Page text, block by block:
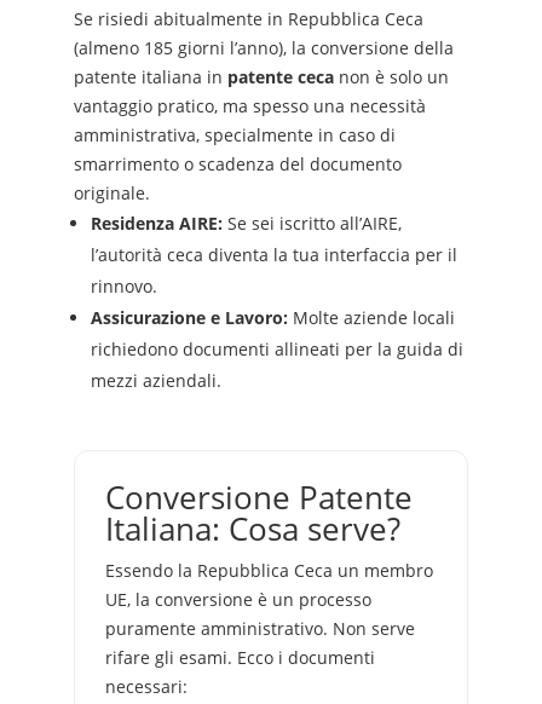
Se risiedi abitualmente in Repubblica Ceca
(almeno 185 giorni l’anno), la conversione della
patente italiana in patente cecanon è solo un
vantaggio pratico, ma spesso una necessità
amministrativa, specialmente in caso di
smarrimento o scadenza del documento
originale.
Residenza AIRE: Se sei iscritto all’AIRE,
l’autorità ceca diventa la tua interfaccia per il
rinnovo.
Assicurazione e Lavoro: Molte aziende locali
richiedono documenti allineati per la guida di
mezzi aziendali.
Conversione Patente
Italiana: Cosa serve?
Essendo la Repubblica Ceca un membro
UE, la conversione è un processo
puramente amministrativo. Non serve
rifare gli esami. Ecco i documenti
necessari: